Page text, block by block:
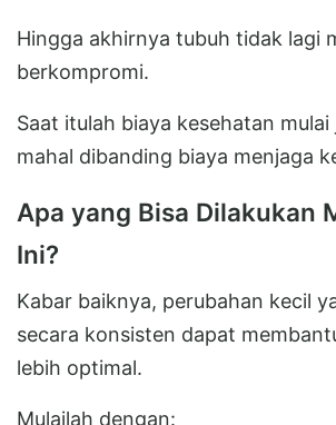
Hingga akhirnya tubuh tidak lagi
berkompromi.
Saat itulah biaya kesehatan mulai
mahal dibanding biaya menjaga
Apa yang Bisa Dilakukan
Ini?
Kabar baiknya, perubahan kecil
secara konsisten dapat
lebih optimal.
Mulailah dengan: